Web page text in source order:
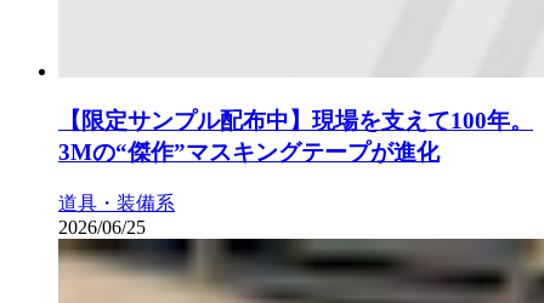
【限定サンプル配布中】現場を支えて100年。
3Mの“傑作”マスキングテープが進化
道具・装備系
2026/06/25